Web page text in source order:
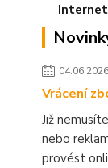
04.06.2026
Vrácení
Již
nebo
provést